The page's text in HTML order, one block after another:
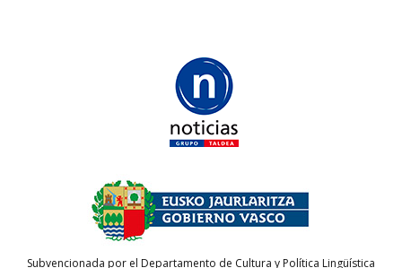
Subvencionada por el Departamento de Cultura y Política Lingüística